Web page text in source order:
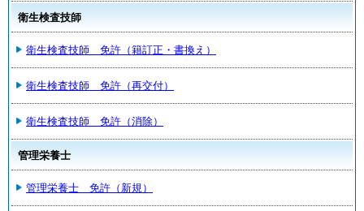
衛生検査技師
衛生検査技師 免許（籍訂正・書換え）
衛生検査技師 免許（再交付）
衛生検査技師 免許（消除）
管理栄養士
管理栄養士 免許（新規）